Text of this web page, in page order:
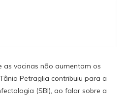
as vacinas não aumentam os
Petraglia contribuiu para a
(SBI), ao falar sobre a